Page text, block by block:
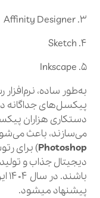
۳. Affinity Designer
۴. Sketch
۵. Inkscape
به‌طور ساده، نرم‌افزار
پیکسل‌های جداگانه
دستکاری هزاران
می‌سازند، باعث
Photoshop) برای
دیجیتال جذاب و
پیشنهاد میشود.